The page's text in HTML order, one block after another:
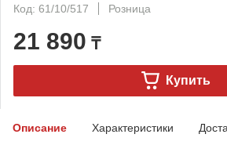
Код: 61/10/517
Розница
21 890 ₸
Купить
Описание Характеристики